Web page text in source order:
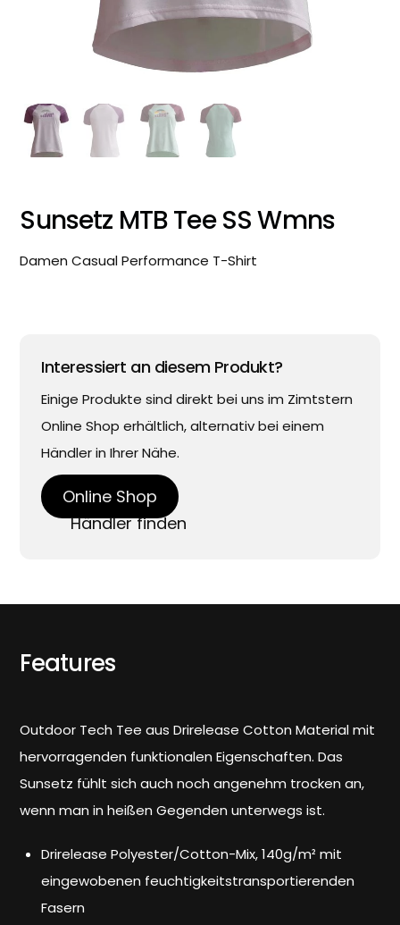
Sunsetz MTB Tee SS Wmns
Damen Casual Performance T-Shirt
Interessiert an diesem Produkt?
Einige Produkte sind direkt bei uns im Zimtstern
Online Shop erhältlich, alternativ bei einem
Händler in Ihrer Nähe.
Online Shop
Händler finden
Features
Outdoor Tech Tee aus Drirelease Cotton Material mit
hervorragenden funktionalen Eigenschaften. Das
Sunsetz fühlt sich auch noch angenehm trocken an,
wenn man in heißen Gegenden unterwegs ist.
Drirelease Polyester/Cotton-Mix, 140g/m² mit
eingewobenen feuchtigkeitstransportierenden
Fasern